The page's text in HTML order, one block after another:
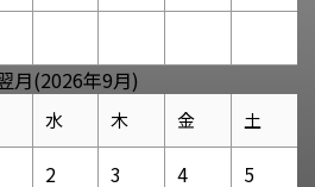
月(2026年9月)
水 木 金 土
2 3 4
5